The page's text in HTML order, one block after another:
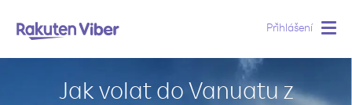
Přihlášení
Jak volat do Vanuatu z